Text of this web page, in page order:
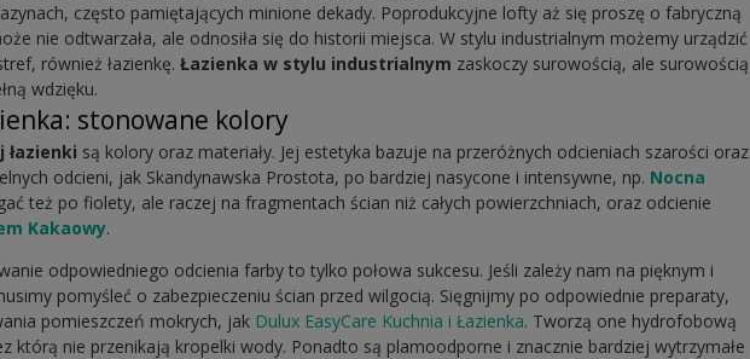
często pamiętających minione dekady. Poprodukcyjne lofty aż się proszę o fabryczną
nie odtwarzała, ale odnosiła się do historii miejsca. W stylu industrialnym możemy urządzić
również łazienkę.Łazienka w stylu industrialnym zaskoczy surowością, ale surowością
wdzięku.
stonowane kolory
są kolory oraz materiały. Jej estetyka bazuje na przeróżnych odcieniach szarości oraz
odcieni, jak Skandynawska Prostota, po bardziej nasycone i intensywne, np. Nocna
też po fiolety, ale raczej na fragmentach ścian niż całych powierzchniach, oraz odcienie
Kakaowy.
odpowiedniego odcienia farby to tylko połowa sukcesu. Jeśli zależy nam na pięknym i
pomyśleć o zabezpieczeniu ścian przed wilgocią. Sięgnijmy po odpowiednie preparaty,
pomieszczeń mokrych, jak Dulux EasyCare Kuchnia i Łazienka. Tworzą one hydrofobową
którą nie przenikają kropelki wody. Ponadto są plamoodporne i znacznie bardziej wytrzymałe